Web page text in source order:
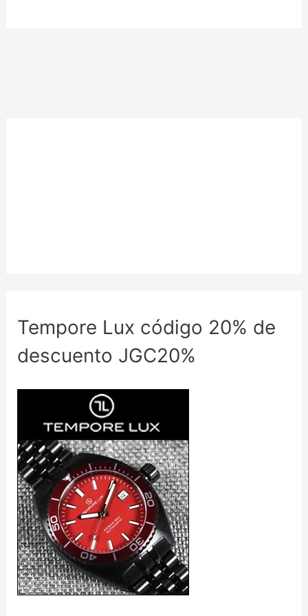
Tempore Lux código 20% de
descuento JGC20%